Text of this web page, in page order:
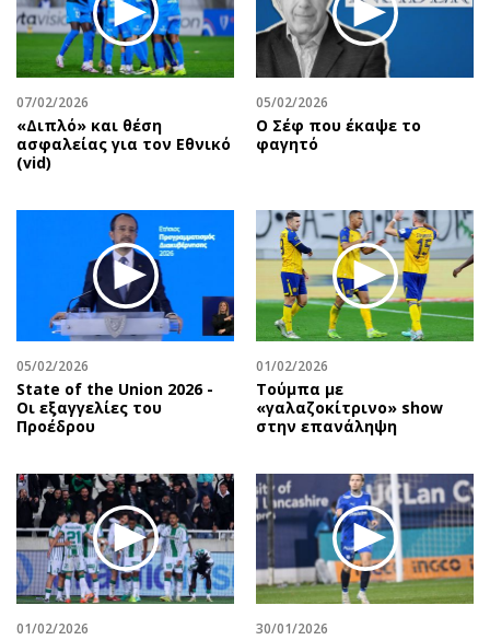
Οικονομία
Real Estate
Επιχειρήσεις
Αγορές
Money Review
AstroBank Properties
Ναυτιλία
Περιβάλλον
Ελλάδα
Κόσμος
Παράξενα
Πολιτισμός
Θέατρο-Χορός
Μουσική
Εικαστικά
Βιβλίο
Χειρόγραφα
Πολιτική
Οικονομία
Γενικά
Αναδρομές
Πρόσωπα
Γυναίκα
Showbiz
Ταξίδια
Συνταγές
Έξοδος
Media
Εκπομπές
Podcasts
Uncut
Προσφορές
Προσωπικότητες στην ''Κ''
Επιστολές
07/02/2026
«Διπλό» και θέση
ασφαλείας για τον Εθνικό
(vid)
05/02/2026
Ο Σέφ που έκαψε το
φαγητό
05/02/2026
State of the Union 2026 -
Οι εξαγγελίες του
Προέδρου
01/02/2026
Τούμπα με
«γαλαζοκίτρινο» show
στην επανάληψη
01/02/2026 30/01/2026